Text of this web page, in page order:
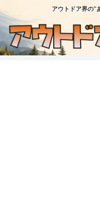
アウトドア界の"